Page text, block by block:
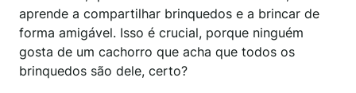
aprende a compartilhar brinquedos e a brincar de
forma amigável. Isso é crucial, porque ninguém
gosta de um cachorro que acha que todos os
brinquedos são dele, certo?